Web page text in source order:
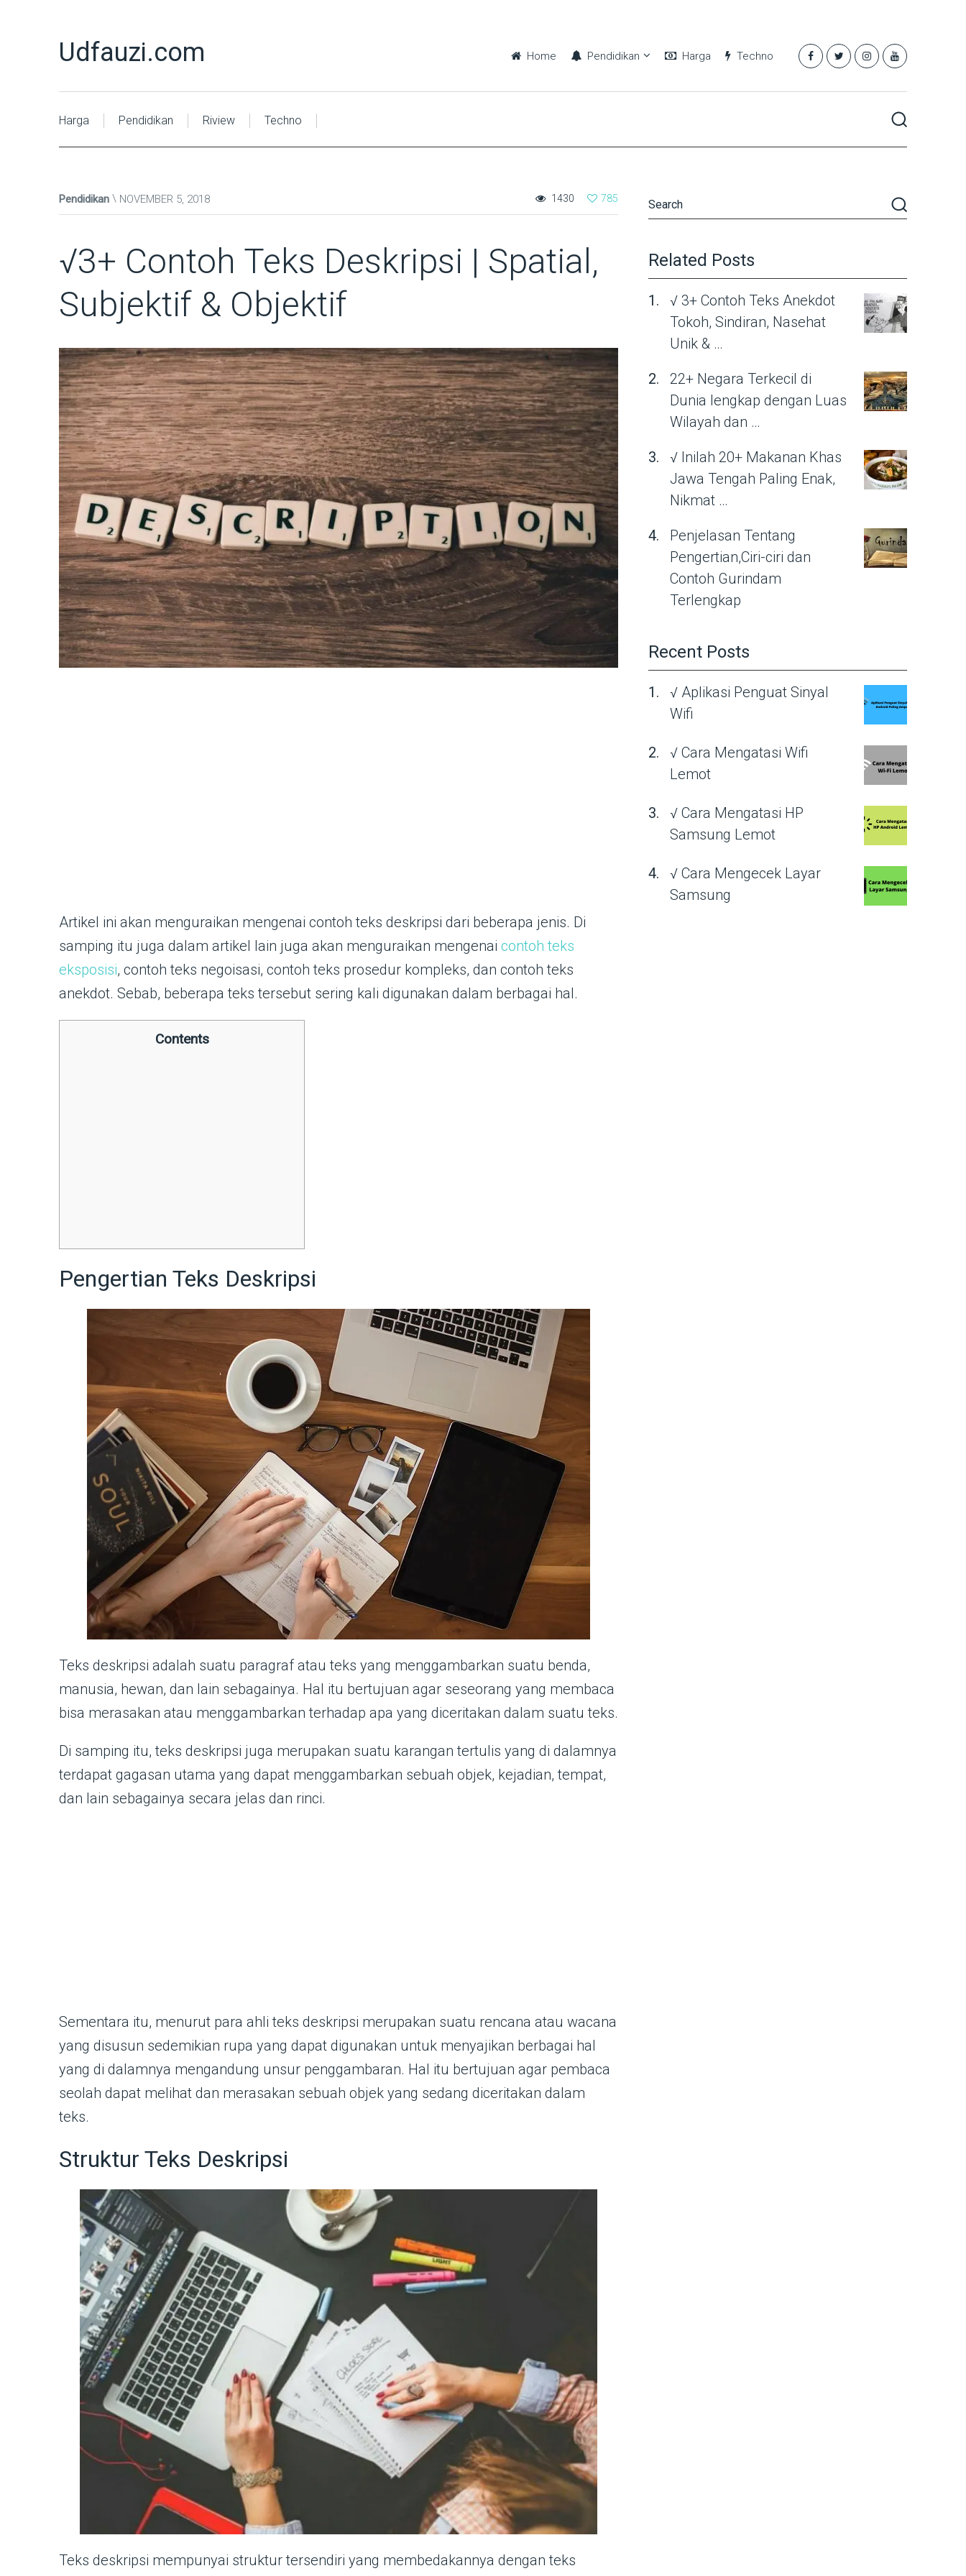
Udfauzi.com Home Pendidikan Harga Techno
Harga Pendidikan Riview Techno
Pendidikan NOVEMBER 5, 2018 785
1430
√3+ Contoh Teks Deskripsi | Spatial,
Subjektif & Objektif
Artikel ini akan menguraikan mengenai contoh teks deskripsi dari beberapa jenis. Di
samping itu juga dalam artikel lain juga akan menguraikan mengenai contoh teks
eksposisi, contoh teks negoisasi, contoh teks prosedur kompleks, dan contoh teks
anekdot. Sebab, beberapa teks tersebut sering kali digunakan dalam berbagai hal.
Contents
Pengertian Teks Deskripsi
Teks deskripsi adalah suatu paragraf atau teks yang menggambarkan suatu benda,
manusia, hewan, dan lain sebagainya. Hal itu bertujuan agar seseorang yang membaca
bisa merasakan atau menggambarkan terhadap apa yang diceritakan dalam suatu teks.
Di samping itu, teks deskripsi juga merupakan suatu karangan tertulis yang di dalamnya
terdapat gagasan utama yang dapat menggambarkan sebuah objek, kejadian, tempat,
dan lain sebagainya secara jelas dan rinci.
Sementara itu, menurut para ahli teks deskripsi merupakan suatu rencana atau wacana
yang disusun sedemikian rupa yang dapat digunakan untuk menyajikan berbagai hal
yang di dalamnya mengandung unsur penggambaran. Hal itu bertujuan agar pembaca
seolah dapat melihat dan merasakan sebuah objek yang sedang diceritakan dalam
teks.
Struktur Teks Deskripsi
Teks deskripsi mempunyai struktur tersendiri yang membedakannya dengan teks
Related Posts
√ 3+ Contoh Teks Anekdot
Tokoh, Sindiran, Nasehat
Unik & …
22+ Negara Terkecil di
Dunia lengkap dengan Luas
Wilayah dan …
√ Inilah 20+ Makanan Khas
Jawa Tengah Paling Enak,
Nikmat …
Penjelasan Tentang
Pengertian,Ciri-ciri dan
Contoh Gurindam
Terlengkap
Recent Posts
√ Aplikasi Penguat Sinyal
Wifi
√ Cara Mengatasi Wifi
Lemot
√ Cara Mengatasi HP
Samsung Lemot
√ Cara Mengecek Layar
Samsung